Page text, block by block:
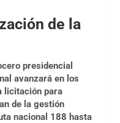
de la
presidencial
avanzará en los
licitación para
de la gestión
nacional 188 hasta